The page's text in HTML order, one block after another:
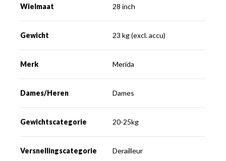
Wielmaat 28 inch
Gewicht 23 kg (excl. accu)
Merk Merida
Dames/Heren Dames
Gewichtscategorie 20-25kg
Versnellingscategorie Derailleur